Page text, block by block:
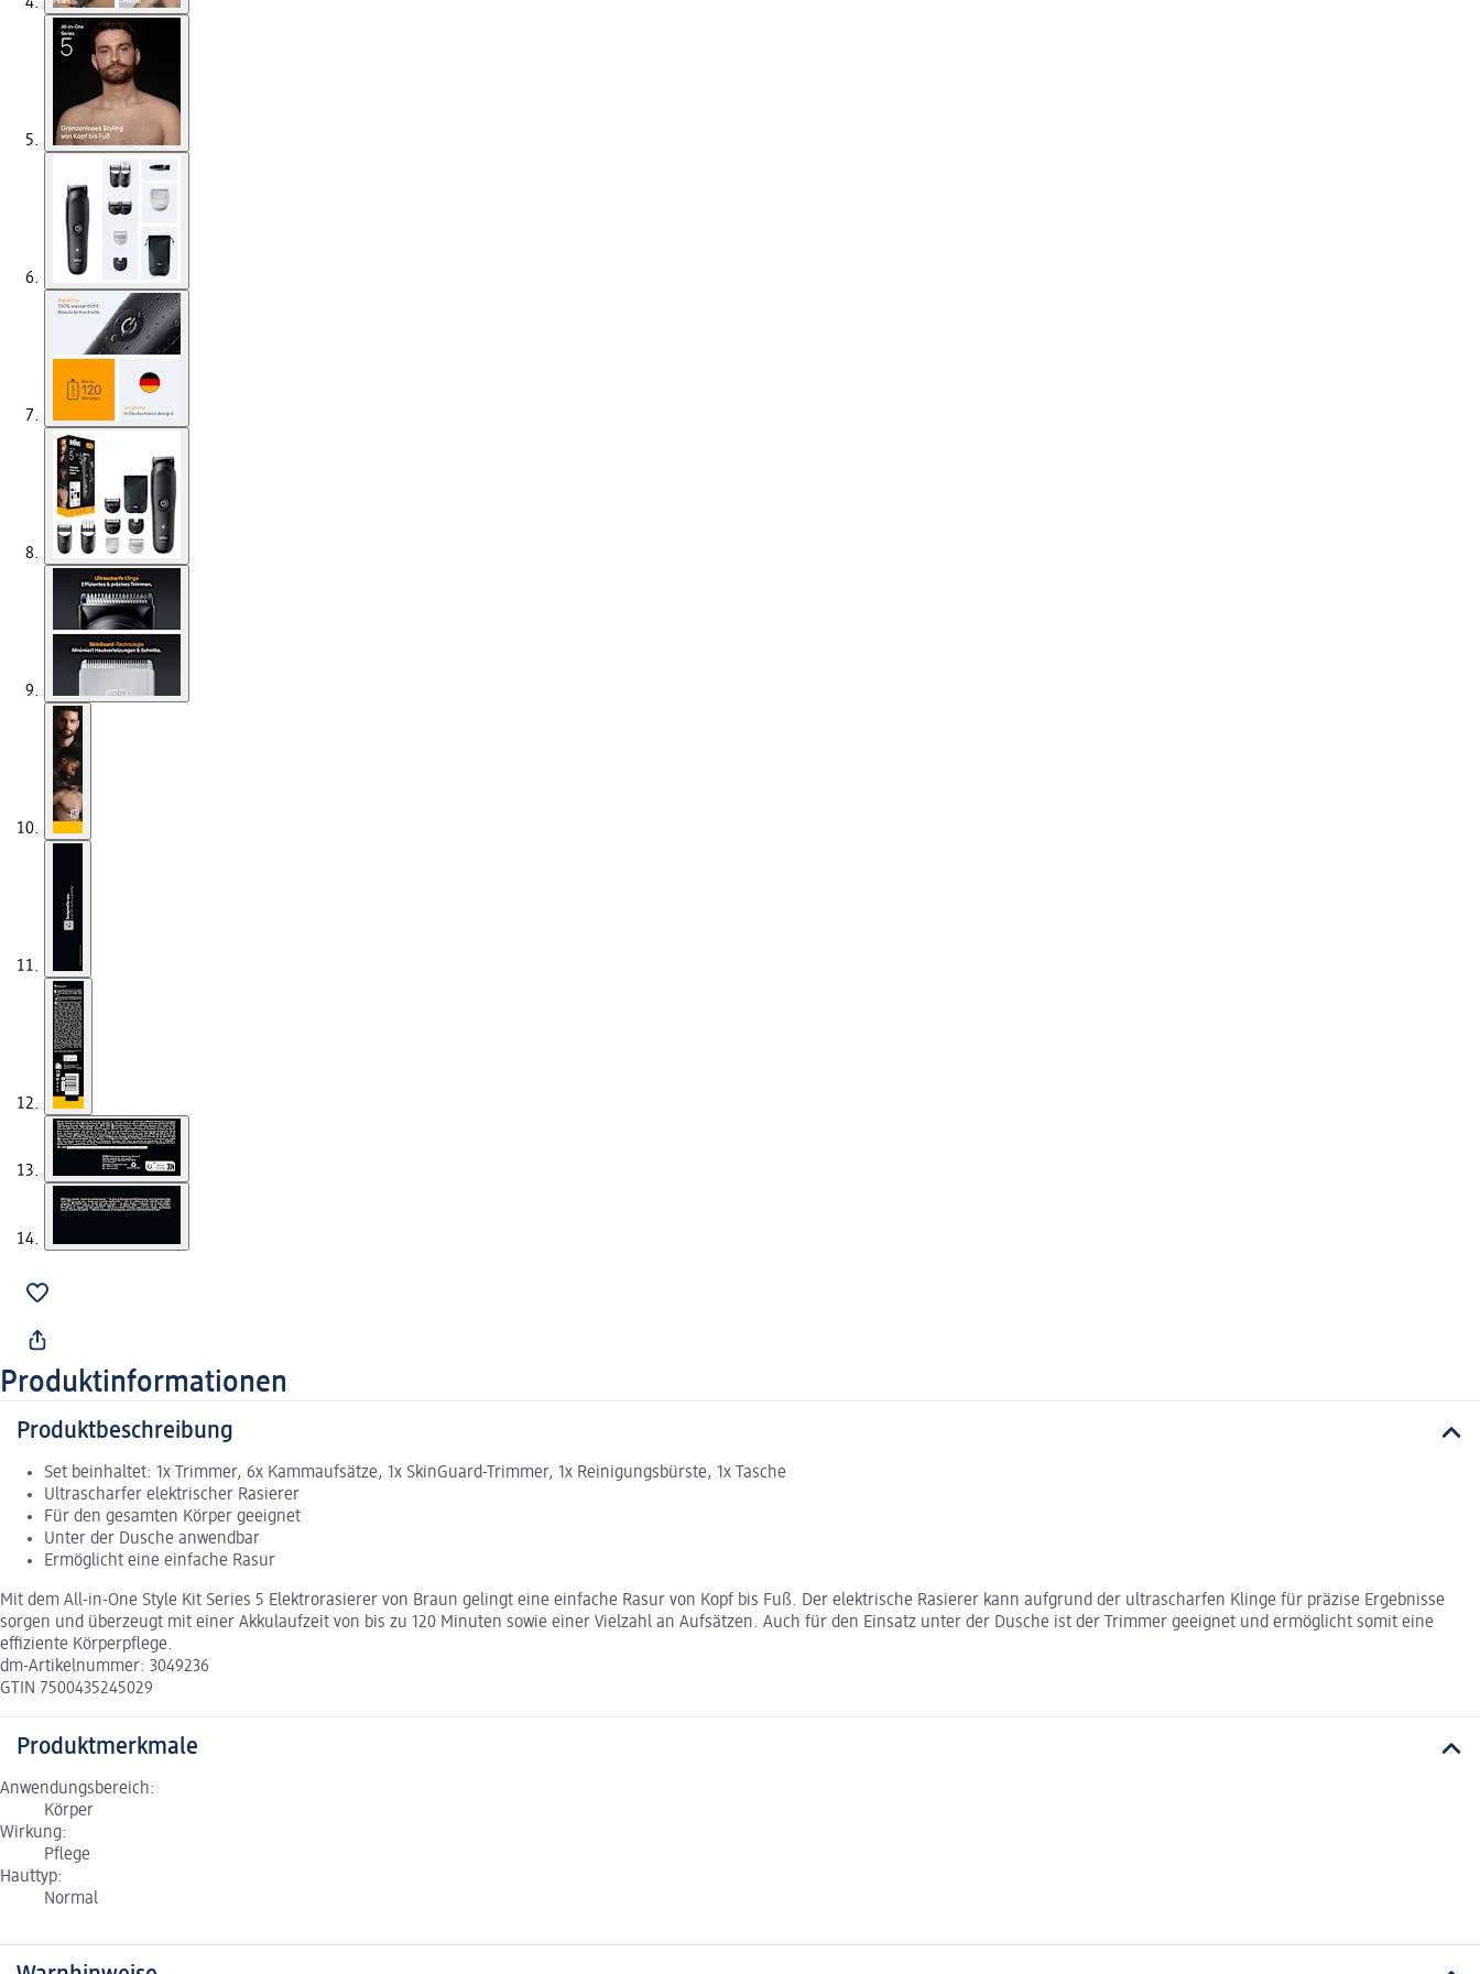
Produktinformationen
Produktbeschreibung
Set beinhaltet: 1x Trimmer, 6x Kammaufsätze, 1x SkinGuard-Trimmer, 1x Reinigungsbürste, 1x Tasche
Ultrascharfer elektrischer Rasierer
Für den gesamten Körper geeignet
Unter der Dusche anwendbar
Ermöglicht eine einfache Rasur
Mit dem All-in-One Style Kit Series 5 Elektrorasierer von Braun gelingt eine einfache Rasur von Kopf bis Fuß. Der elektrische Rasierer kann aufgrund der ultrascharfen Klinge für präzise Ergebnisse
sorgen und überzeugt mit einer Akkulaufzeit von bis zu 120 Minuten sowie einer Vielzahl an Aufsätzen. Auch für den Einsatz unter der Dusche ist der Trimmer geeignet und ermöglicht somit eine
effiziente Körperpflege.
dm-Artikelnummer: 3049236
GTIN 7500435245029
Produktmerkmale
Anwendungsbereich:
Körper
Wirkung:
Pflege
Hauttyp:
Normal